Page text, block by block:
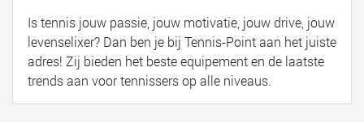
Is tennis jouw passie, jouw motivatie, jouw drive, jouw
levenselixer? Dan ben je bij Tennis-Point aan het juiste
adres! Zij bieden het beste equipement en de laatste
trends aan voor tennissers op alle niveaus.